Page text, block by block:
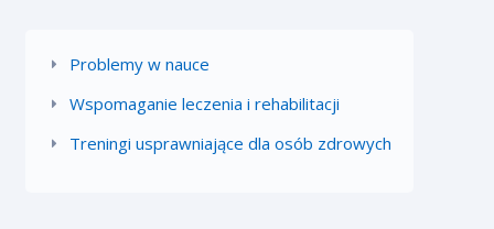
Problemy w nauce
Wspomaganie leczenia i rehabilitacji
Treningi usprawniające dla osób zdrowych